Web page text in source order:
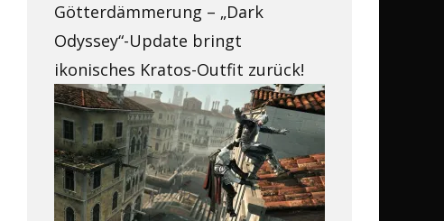
Götterdämmerung – „Dark
Odyssey“-Update bringt
ikonisches Kratos-Outfit zurück!